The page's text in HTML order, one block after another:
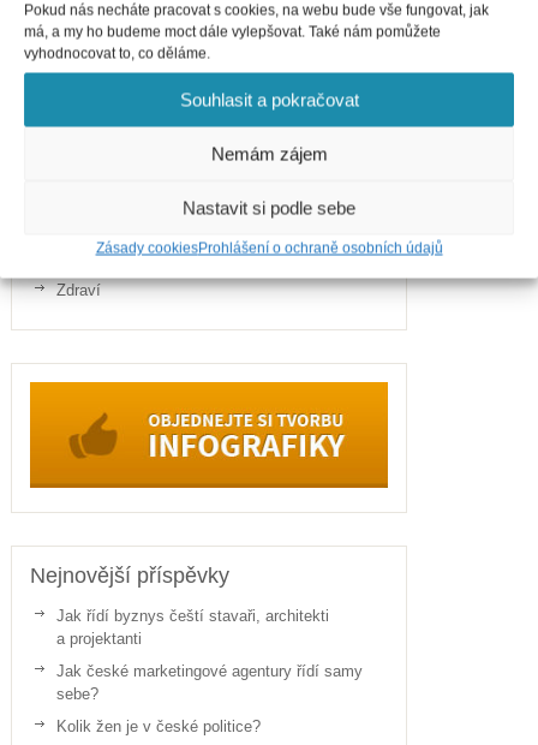
Pokud nás necháte pracovat s cookies, na webu bude vše fungovat, jak
má, a my ho budeme moct dále vylepšovat. Také nám pomůžete
vyhodnocovat to, co děláme.
Souhlasit a pokračovat
Nemám zájem
Nastavit si podle sebe
Zásady cookiesProhlášení o ochraně osobních údajů
Business
Cestování
Gastronomie
Zdraví
Nejnovější příspěvky
Jak řídí byznys čeští stavaři, architekti
a projektanti
Jak české marketingové agentury řídí samy
sebe?
Kolik žen je v české politice?